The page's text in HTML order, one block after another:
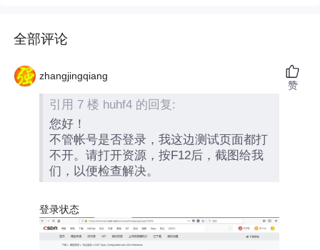
全部评论
zhangjingqiang
引用 7 楼 huhf4 的回复:
您好！
不管帐号是否登录，我这边测试页面都打
不开。请打开资源，按F12后，截图给我
们，以便检查解决。
登录状态
赞